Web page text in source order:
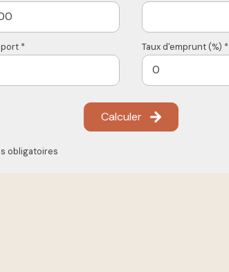
* Taux d'emprunt (%) *
Calculer
obligatoires